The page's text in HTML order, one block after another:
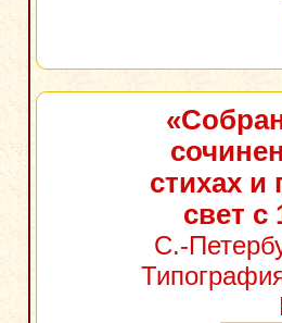
стихах
свет с
С.-